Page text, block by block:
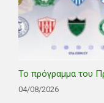
Το πρόγραμμα του
04/08/2026